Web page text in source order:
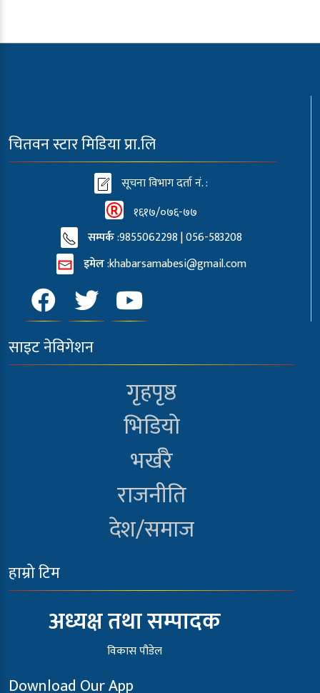
चितवन स्टार मिडिया प्रा.लि
सूचना विभाग दर्ता नं. :
१६१७/०७६-७७
सम्पर्क:9855062298 | 056-583208
इमेल:khabarsamabesi@gmail.com
साइट नेविगेशन
गृहपृष्ठ
भिडियो
भर्खरै
राजनीति
देश/समाज
हाम्रो टिम
अध्यक्ष तथा सम्पादक
विकास पौडेल
Download Our App